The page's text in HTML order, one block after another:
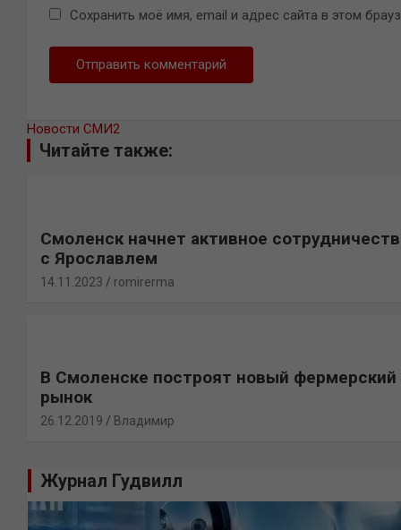
Сохранить моё имя, email и адрес сайта в этом
Новости СМИ2
Читайте также:
Смоленск начнет активное
с Ярославлем
14.11.2023 romirerma
В Смоленске построят новый фермерский
рынок
26.12.2019 Владимир
Журнал Гудвилл